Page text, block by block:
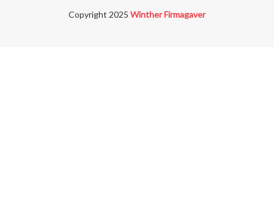
Copyright 2025 Winther Firmagaver